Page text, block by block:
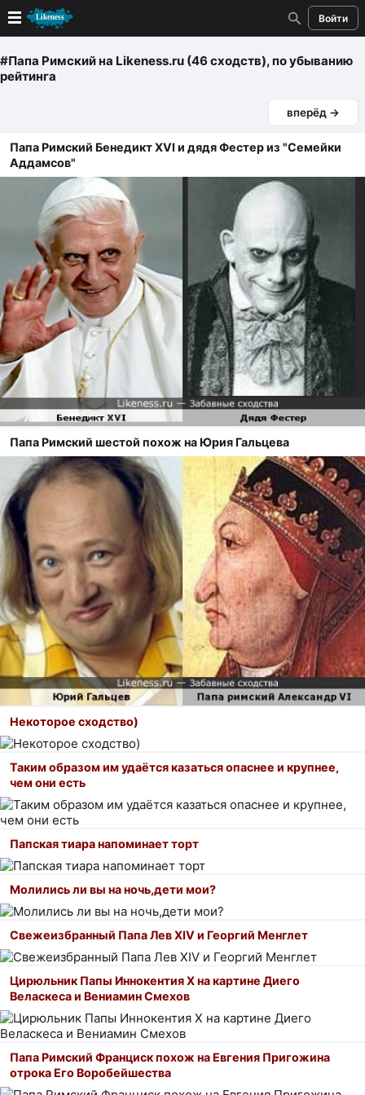
Войти
Новые
Голосование
Кандидаты
Случайное сходство 👍
Создать сходство
Для публикации необходима авторизация
Поиск
#Папа Римскийна Likeness.ru (46 сходств), по убыванию
рейтинга
вперёд →
Папа Римский Бенедикт XVI и дядя Фестер из "Семейки
Аддамсов"
Папа Римский шестой похож на Юрия Гальцева
Некоторое сходство)
Таким образом им удаётся казаться опаснее и крупнее,
чем они есть
Папская тиара напоминает торт
Молились ли вы на ночь,дети мои?
Свежеизбранный Папа Лев XIV и Георгий Менглет
Цирюльник Папы Иннокентия X на картине Диего
Веласкеса и Вениамин Смехов
Папа Римский Франциск похож на Евгения Пригожина
отрока Его Воробейшества